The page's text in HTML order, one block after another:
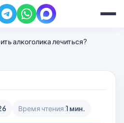
алкоголика лечиться?
Время чтения:1 мин.